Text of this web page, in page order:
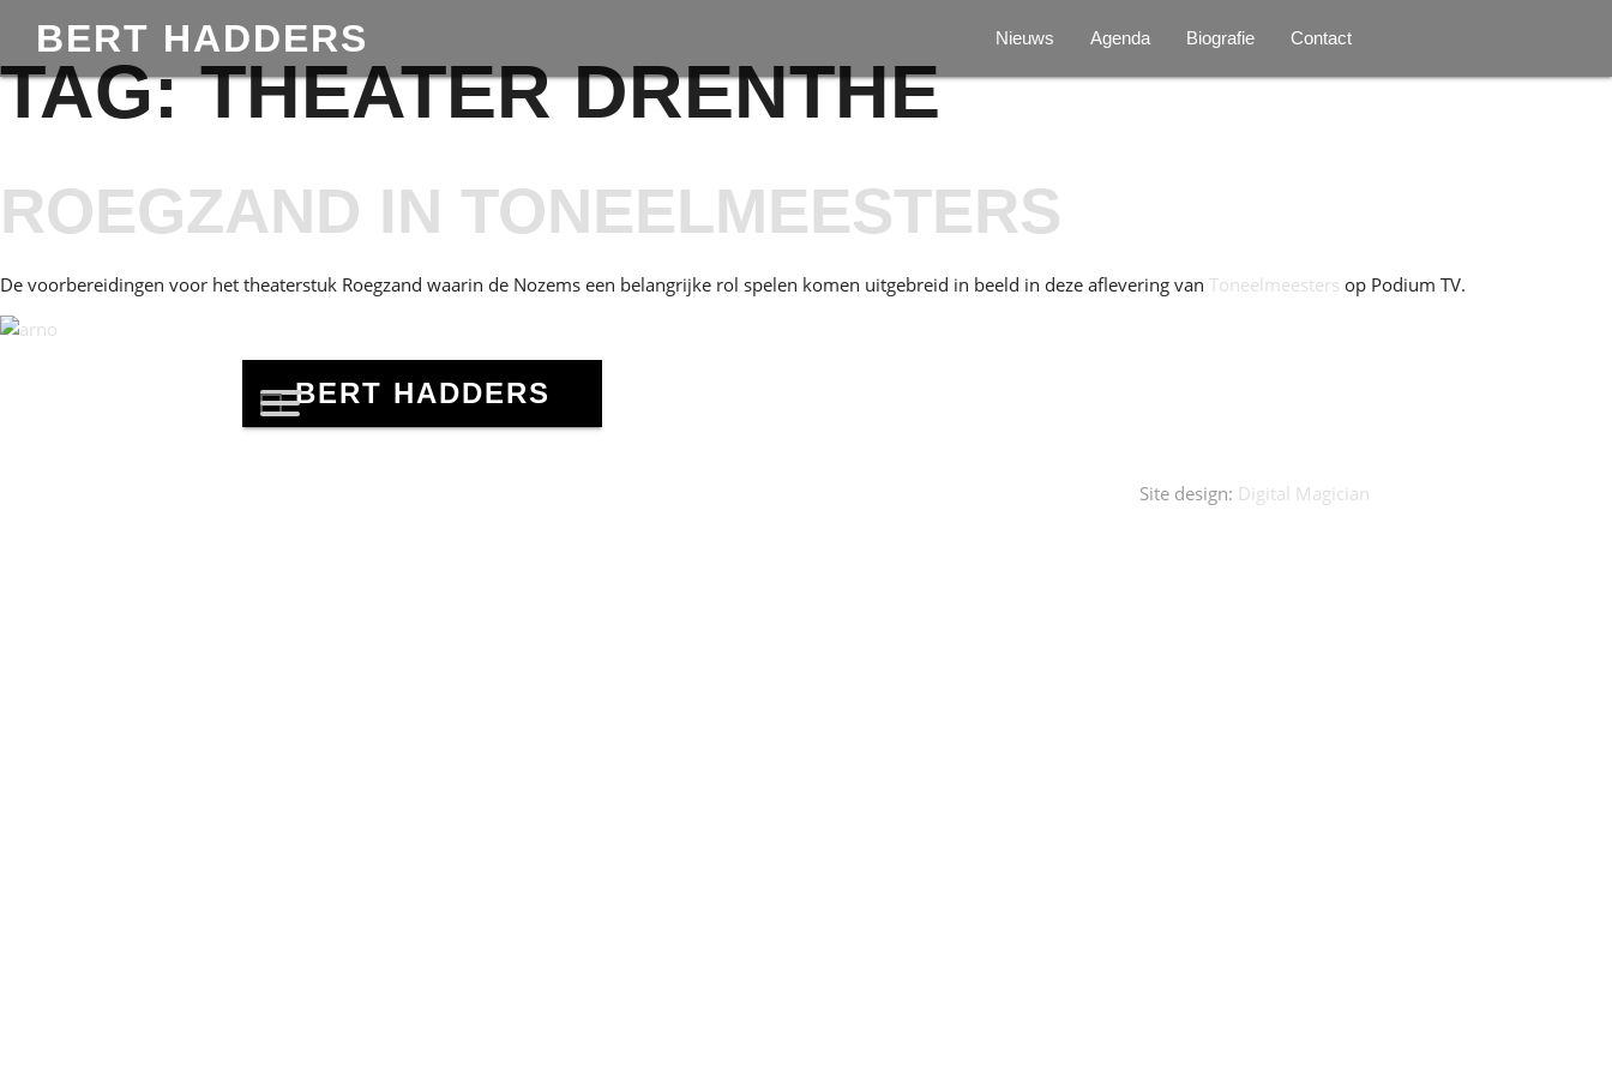
BERT HADDERS Nieuws Agenda Biografie Contact
TAG:THEATER DRENTHE
ROEGZAND IN TONEELMEESTERS
De voorbereidingen voor het theaterstuk Roegzand waarin de Nozems een belangrijke rol spelen komen uitgebreid in beeld in deze aflevering van Toneelmeesters op Podium TV.
Site design: Digital Magician